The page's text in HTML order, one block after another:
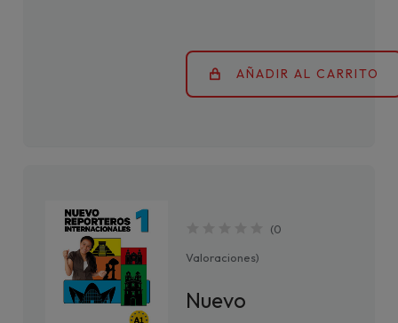
AÑADIR AL CARRITO
(0
Valoraciones)
Nuevo